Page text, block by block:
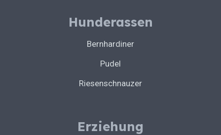
Hunderassen
Bernhardiner
Pudel
Riesenschnauzer
Erziehung